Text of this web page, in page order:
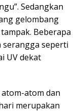
Sedangkan
gelombang
Beberapa
seperti
UV dekat
atom dan
merupakan